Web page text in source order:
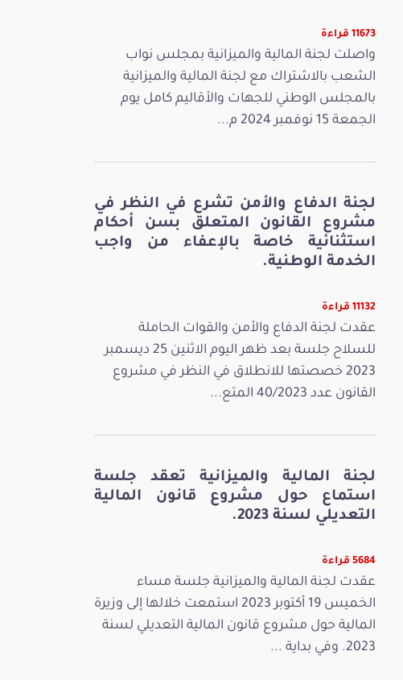
11673 قراءة
واصلت لجنة المالية والميزانية بمجلس نواب
الشعب بالاشتراك مع لجنة المالية والميزانية
بالمجلس الوطني للجهات والأقاليم كامل يوم
الجمعة 15 نوفمبر 2024 م...
لجنة الدفاع والأمن تشرع في النظر في
مشروع القانون المتعلق بسن أحكام
استثنائية خاصة بالإعفاء من واجب
الخدمة الوطنية.
11132 قراءة
عقدت لجنة الدفاع والأمن والقوات الحاملة
للسلاح جلسة بعد ظهر اليوم الاثنين 25 ديسمبر
2023 خصصتها للانطلاق في النظر في مشروع
القانون عدد 40/2023 المتع...
لجنة المالية والميزانية تعقد جلسة
استماع حول مشروع قانون المالية
التعديلي لسنة 2023.
5684 قراءة
عقدت لجنة المالية والميزانية جلسة مساء
الخميس 19 أكتوبر 2023 استمعت خلالها إلى وزيرة
المالية حول مشروع قانون المالية التعديلي لسنة
2023. وفي بداية ...